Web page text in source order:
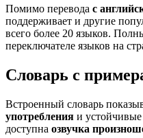
Помимо перевода с
поддерживает и другие
всего более 20 языков.
переключателе языков на
Словарь с
Встроенный словарь
употребления и
доступна озвучка